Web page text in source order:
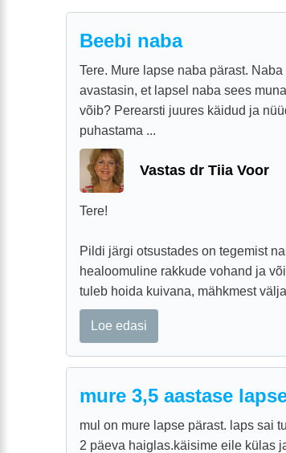
Beebi naba
Tere. Mure lapse naba pärast.
avastasin, et lapsel naba sees
võib? Perearsti juures käidud ja
puhastama ...
Vastas dr Tiia Voor
Tere!
Pildi järgi otsustades on tegemist
healoomuline rakkude vohand ja
tuleb hoida kuivana, mähkmest
Loe edasi
mure 3,5 aastase
mul on mure lapse pärast. laps sai
2 päeva haiglas.käisime eile külas